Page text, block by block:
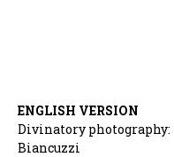
ENGLISH VERSION
Divinatory photography:
Biancuzzi